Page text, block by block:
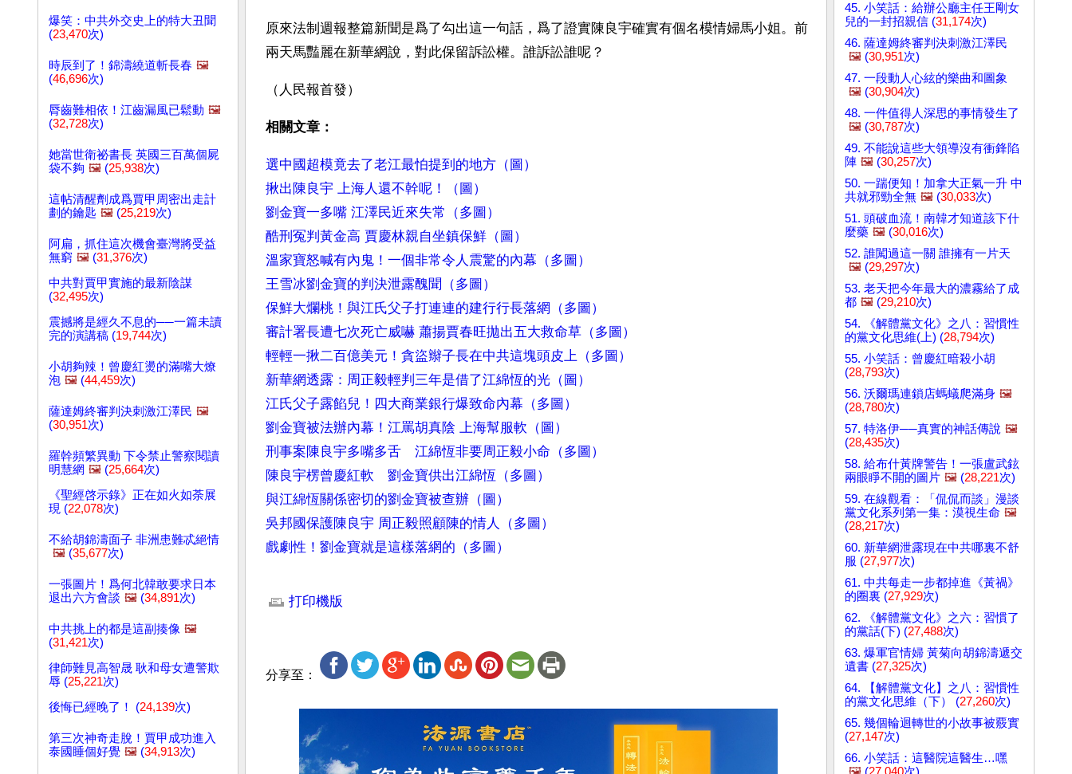
爆笑：中共外交史上的特大丑聞
(23,470次)
時辰到了！錦濤繞道斬長春 🖼️
(46,696次)
脣齒難相依！江齒漏風已鬆動 🖼️
(32,728次)
她當世衛祕書長 英國三百萬個屍
袋不夠 🖼️ (25,938次)
這帖清醒劑成爲賈甲周密出走計
劃的鑰匙 🖼️ (25,219次)
阿扁，抓住這次機會臺灣將受益
無窮 🖼️ (31,376次)
中共對賈甲實施的最新陰謀
(32,495次)
震撼將是經久不息的──一篇未讀
完的演講稿 (19,744次)
小胡夠辣！曾慶紅燙的滿嘴大燎
泡 🖼️ (44,459次)
薩達姆終審判決刺激江澤民 🖼️
(30,951次)
羅幹頻繁異動 下令禁止警察閱讀
明慧網 🖼️ (25,664次)
《聖經啓示錄》正在如火如荼展
現 (22,078次)
不給胡錦濤面子 非洲患難忒絕情
🖼️ (35,677次)
一張圖片！爲何北韓敢要求日本
退出六方會談 🖼️ (34,891次)
中共挑上的都是這副揍像 🖼️
(31,421次)
律師難見高智晟 耿和母女遭警欺
辱 (25,221次)
後悔已經晚了！ (24,139次)
第三次神奇走脫！賈甲成功進入
泰國睡個好覺 🖼️ (34,913次)
原來法制週報整篇新聞是爲了勾出這一句話，爲了證實陳良宇確實有個名模情婦馬小姐。前
兩天馬豔麗在新華網說，對此保留訴訟權。誰訴訟誰呢？
（人民報首發）
相關文章：
選中國超模竟去了老江最怕提到的地方（圖）
揪出陳良宇 上海人還不幹呢！（圖）
劉金寶一多嘴 江澤民近來失常（多圖）
酷刑冤判黃金高 賈慶林親自坐鎮保鮮（圖）
溫家寶怒喊有內鬼！一個非常令人震驚的內幕（多圖）
王雪冰劉金寶的判決泄露醜聞（多圖）
保鮮大爛桃！與江氏父子打連連的建行行長落網（多圖）
審計署長遭七次死亡威嚇 蕭揚賈春旺拋出五大救命草（多圖）
輕輕一揪二百億美元！貪盜辮子長在中共這塊頭皮上（多圖）
新華網透露：周正毅輕判三年是借了江綿恆的光（圖）
江氏父子露餡兒！四大商業銀行爆致命內幕（多圖）
劉金寶被法辦內幕！江罵胡真陰 上海幫服軟（圖）
刑事案陳良宇多嘴多舌　江綿恆非要周正毅小命（多圖）
陳良宇楞曾慶紅軟　劉金寶供出江綿恆（多圖）
與江綿恆關係密切的劉金寶被查辦（圖）
吳邦國保護陳良宇 周正毅照顧陳的情人（多圖）
戲劇性！劉金寶就是這樣落網的（多圖）
打印機版
分享至：
45. 小笑話：給辦公廳主任王剛女
兒的一封招親信 (31,174次)
46. 薩達姆終審判決刺激江澤民
🖼️ (30,951次)
47. 一段動人心絃的樂曲和圖象
🖼️ (30,904次)
48. 一件值得人深思的事情發生了
🖼️ (30,787次)
49. 不能說這些大領導沒有衝鋒陷
陣 🖼️ (30,257次)
50. 一踹便知！加拿大正氣一升 中
共就邪勁全無 🖼️ (30,033次)
51. 頭破血流！南韓才知道該下什
麼藥 🖼️ (30,016次)
52. 誰闖過這一關 誰擁有一片天
🖼️ (29,297次)
53. 老天把今年最大的濃霧給了成
都 🖼️ (29,210次)
54. 《解體黨文化》之八：習慣性
的黨文化思維(上) (28,794次)
55. 小笑話：曾慶紅暗殺小胡
(28,793次)
56. 沃爾瑪連鎖店螞蟻爬滿身 🖼️
(28,780次)
57. 特洛伊──真實的神話傳說 🖼️
(28,435次)
58. 給布什黃牌警告！一張盧武鉉
兩眼睜不開的圖片 🖼️ (28,221次)
59. 在線觀看：「侃侃而談」漫談
黨文化系列第一集：漠視生命 🖼️
(28,217次)
60. 新華網泄露現在中共哪裏不舒
服 (27,977次)
61. 中共每走一步都掉進《黃禍》
的圈裏 (27,929次)
62. 《解體黨文化》之六：習慣了
的黨話(下) (27,488次)
63. 爆軍官情婦 黃菊向胡錦濤遞交
遺書 (27,325次)
64. 【解體黨文化】之八：習慣性
的黨文化思維（下） (27,260次)
65. 幾個輪迴轉世的小故事被覈實
(27,147次)
66. 小笑話：這醫院這醫生…嘿
🖼️ (27,040次)